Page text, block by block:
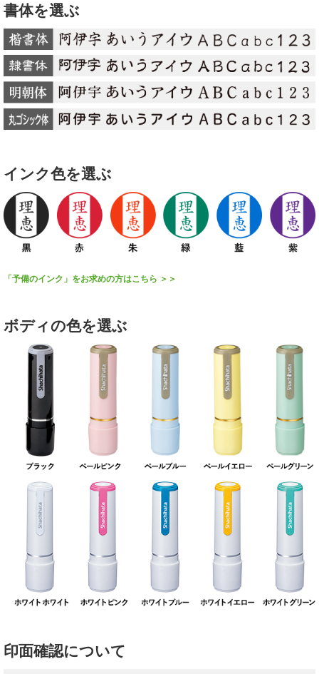
書体を選ぶ
インク色を選ぶ
「予備のインク」をお求めの方はこちら ＞＞
ボディの色を選ぶ
印面確認について